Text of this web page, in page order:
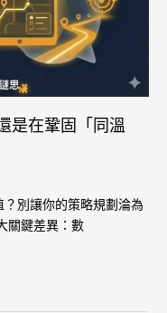
是在鞏固「同溫
別讓你的策略規劃淪為
關鍵差異：數